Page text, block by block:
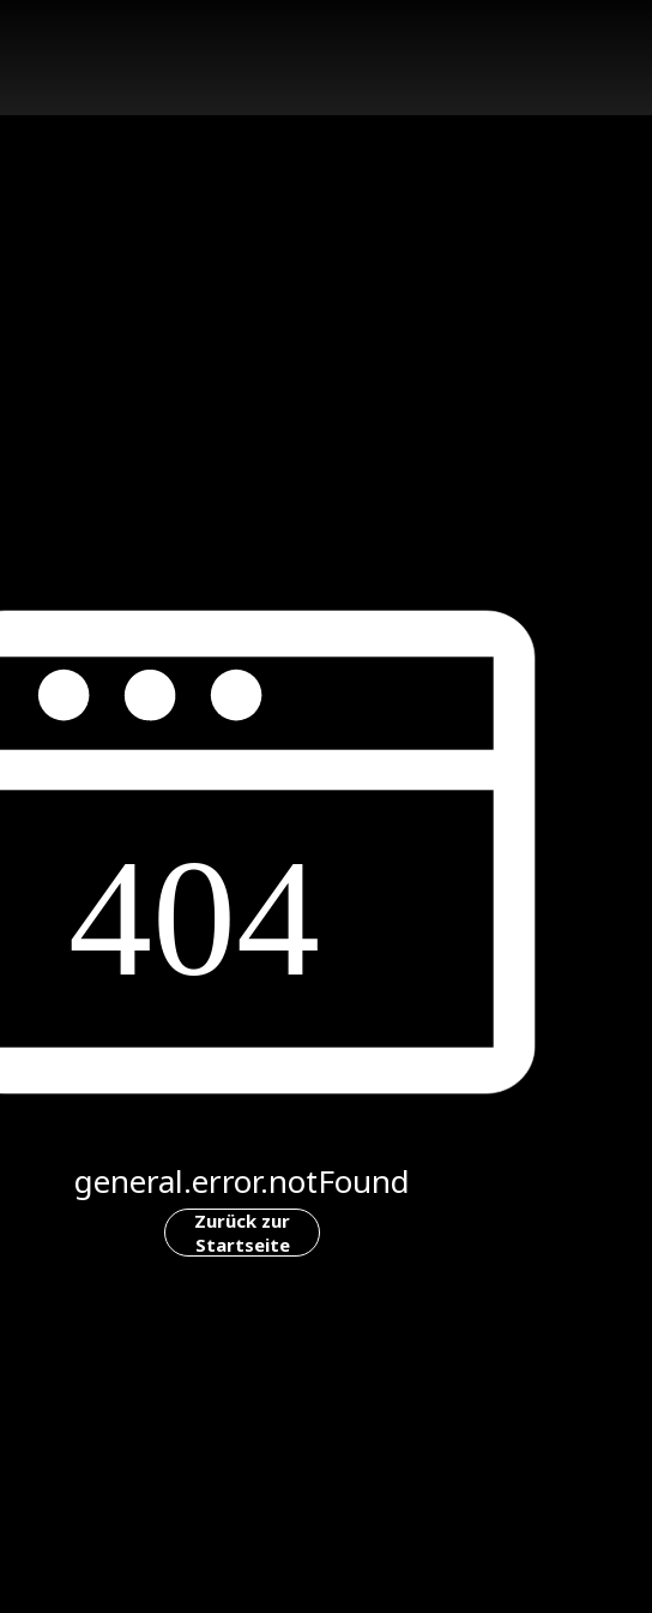
general.error.notFound
Zurück zur
Startseite